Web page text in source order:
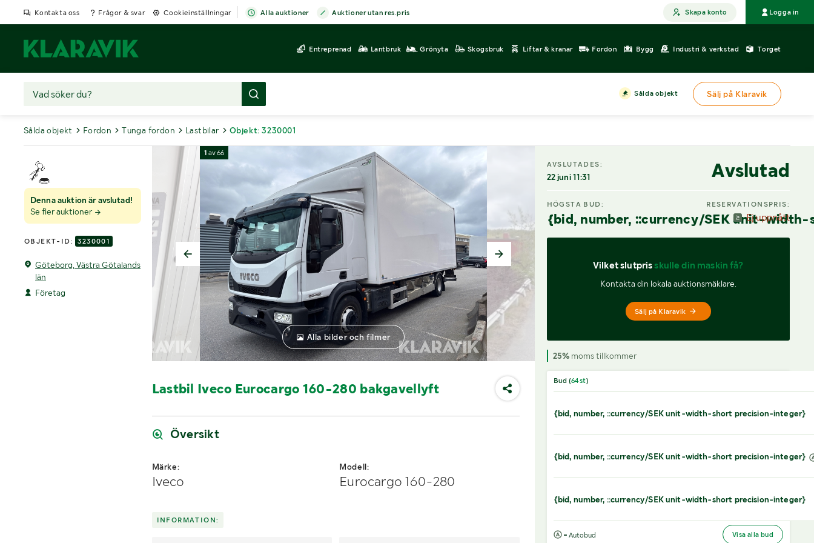
Kontakta oss Frågor & svar Cookieinställningar Alla auktioner Auktioner utan res.pris Skapa konto Logga in
Entreprenad Lantbruk Grönyta Skogsbruk Liftar & kranar Fordon Bygg Industri & verkstad Torget
Sålda objekt Sälj på Klaravik
Sålda objekt Fordon Tunga fordon Lastbilar Objekt: 3230001
Denna auktion är avslutad!
Se fler auktioner
OBJEKT-ID: 3230001
Göteborg, Västra Götalands
län
Företag
1 av66
Alla bilder och filmer
AVSLUTADES:
22 juni 11:31 Avslutad
HÖGSTA BUD:
{bid, number, ::currency/SEK unit-
RESERVATIONSPRIS:
Ej uppnått
Vilket slutpris skulle din maskin få?
Kontakta din lokala auktionsmäklare.
Sälj på Klaravik
25%moms tillkommer
Bud (64st)
{bid, number, ::currency/SEK unit-width-short precision-integer}
{bid, number, ::currency/SEK unit-width-short precision-integer}
{bid, number, ::currency/SEK unit-width-short precision-integer}
= Autobud Visa alla bud
Lastbil Iveco Eurocargo 160-280 bakgavellyft
Översikt
Märke:
Iveco
Modell:
Eurocargo 160-280
INFORMATION: